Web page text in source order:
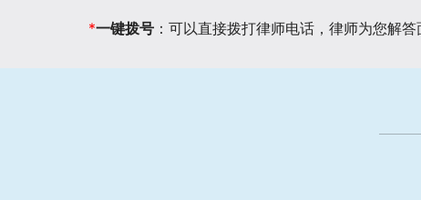
*一键拨号 ：可以直接拨打律师电话，律师为您解答